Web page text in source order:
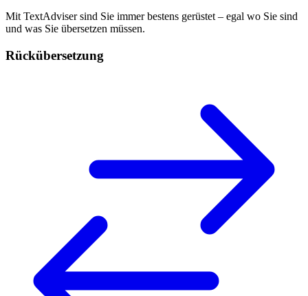
Mit TextAdviser sind Sie immer bestens gerüstet – egal wo Sie sind
und was Sie übersetzen müssen.
Rückübersetzung